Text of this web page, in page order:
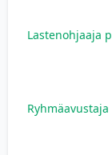
Lastenohjaaja
Ryhmäavustaja